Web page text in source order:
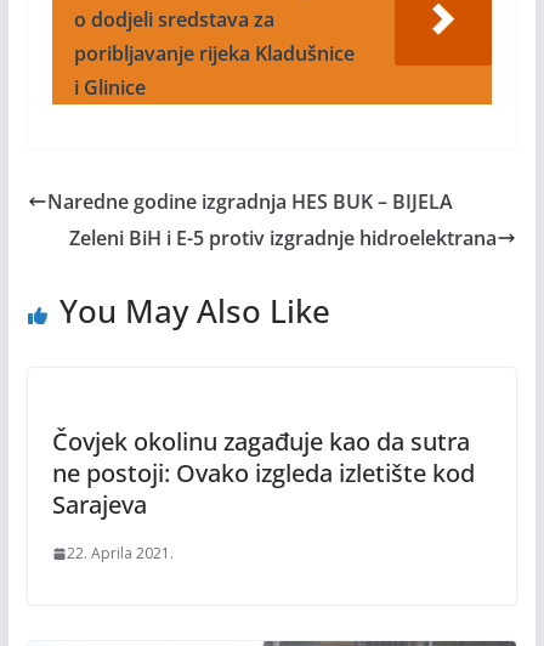
o dodjeli sredstava za
poribljavanje rijeka Kladušnice
i Glinice
Naredne godine izgradnja HES BUK – BIJELA
Zeleni BiH i E-5 protiv izgradnje hidroelektrana
You May Also Like
Čovjek okolinu zagađuje kao da sutra
ne postoji: Ovako izgleda izletište kod
Sarajeva
22. Aprila 2021.